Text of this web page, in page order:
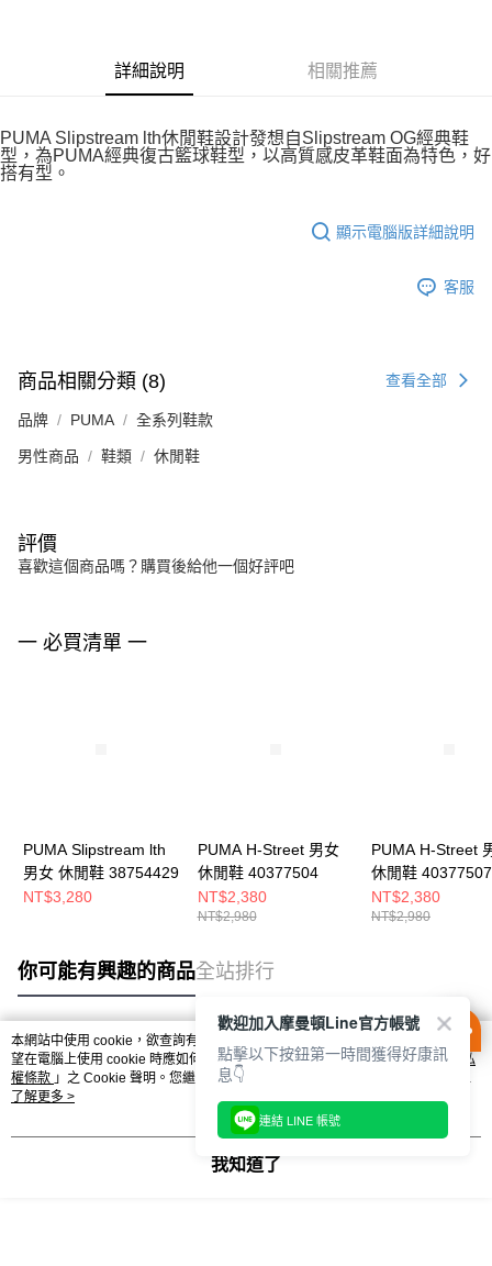
詳細說明 相關推薦
PUMA Slipstream lth休閒鞋設計發想自Slipstream OG經典鞋
型，為PUMA經典復古籃球鞋型，以高質感皮革鞋面為特色，好
搭有型。
顯示電腦版詳細說明
客服
商品相關分類 (8) 查看全部
品牌 PUMA 全系列鞋款
男性商品 鞋類 休閒鞋
評價
喜歡這個商品嗎？購買後給他一個好評吧
一 必買清單 一
PUMA Slipstream lth
男女 休閒鞋 38754429
NT$3,280
PUMA H-Street 男女
休閒鞋 40377504
NT$2,380
NT$2,980
PUMA H-Street
休閒鞋 40377507
NT$2,380
NT$2,980
你可能有興趣的商品全站排行
熱門標籤
本網站中使用 cookie，欲查詢有關本網站使用 cookie 方式之詳情，及若您不希
望在電腦上使用 cookie 時應如何變更電腦的 cookie 設定，請參閱本網站「
隱私
權條款 」之 Cookie 聲明。您繼續使用本網站即表示您同意本公司得按本網站使
用條款之 Cookie 聲明使用 cookie。
了解更多 >
我知道了
歡迎加入摩曼頓Line官方帳號
點擊以下按鈕第一時間獲得好康訊
息👇
連結 LINE 帳號